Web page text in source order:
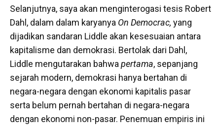
Selanjutnya, saya akan menginterogasi tesis Robert
Dahl, dalam dalam karyanya On Democrac, yang
dijadikan sandaran Liddle akan kesesuaian antara
kapitalisme dan demokrasi. Bertolak dari Dahl,
Liddle mengutarakan bahwa pertama, sepanjang
sejarah modern, demokrasi hanya bertahan di
negara-negara dengan ekonomi kapitalis pasar
serta belum pernah bertahan di negara-negara
dengan ekonomi non-pasar. Penemuan empiris ini